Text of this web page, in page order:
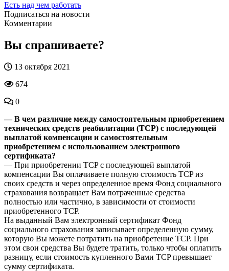
Есть над чем работать
Подписаться на новости
Комментарии
Вы спрашиваете?
13 октября 2021
674
0
— В чем различие между самостоятельным приобретением
технических средств реабилитации (TCP) с последующей
выплатой компенсации и самостоятельным
приобретением с использованием электронного
сертификата?
— При приобретении TCP с последующей выплатой
компенсации Вы оплачиваете полную стоимость TCP из
своих средств и через определенное время Фонд социального
страхования возвращает Вам потраченные средства
полностью или частично, в зависимости от стоимости
приобретенного TCP.
На выданный Вам электронный сертификат Фонд
социального страхования записывает определенную сумму,
которую Вы можете потратить на приобретение TCP. При
этом свои средства Вы будете тратить, только чтобы оплатить
разницу, если стоимость купленного Вами TCP превышает
сумму сертификата.